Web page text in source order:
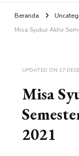
Beranda
Misa Syukur Akhir
UPDATED ON 17
Misa
2021